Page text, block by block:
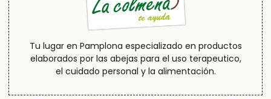
Tu lugar en Pamplona especializado en productos
elaborados por las abejas para el uso terapeutico,
el cuidado personal y la alimentación.